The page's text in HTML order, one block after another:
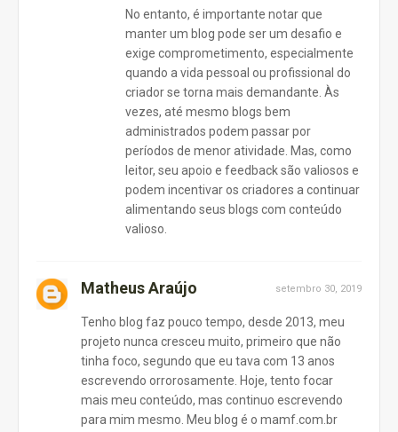
No entanto, é importante notar que
manter um blog pode ser um desafio e
exige comprometimento, especialmente
quando a vida pessoal ou profissional do
criador se torna mais demandante. Às
vezes, até mesmo blogs bem
administrados podem passar por
períodos de menor atividade. Mas, como
leitor, seu apoio e feedback são valiosos e
podem incentivar os criadores a continuar
alimentando seus blogs com conteúdo
valioso.
Matheus Araújo setembro 30, 2019
Tenho blog faz pouco tempo, desde 2013, meu
projeto nunca cresceu muito, primeiro que não
tinha foco, segundo que eu tava com 13 anos
escrevendo orrorosamente. Hoje, tento focar
mais meu conteúdo, mas continuo escrevendo
para mim mesmo. Meu blog é o mamf.com.br